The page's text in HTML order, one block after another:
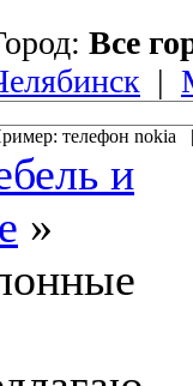
Все
|
телефон
и
»